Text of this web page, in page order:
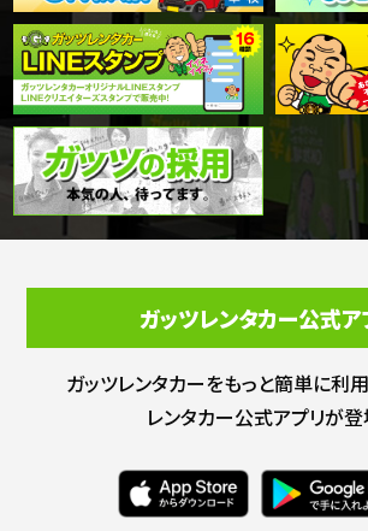
ガッツレンタカー公式ア
ガッツレンタカーをもっと簡単に利
レンタカー公式アプリが登